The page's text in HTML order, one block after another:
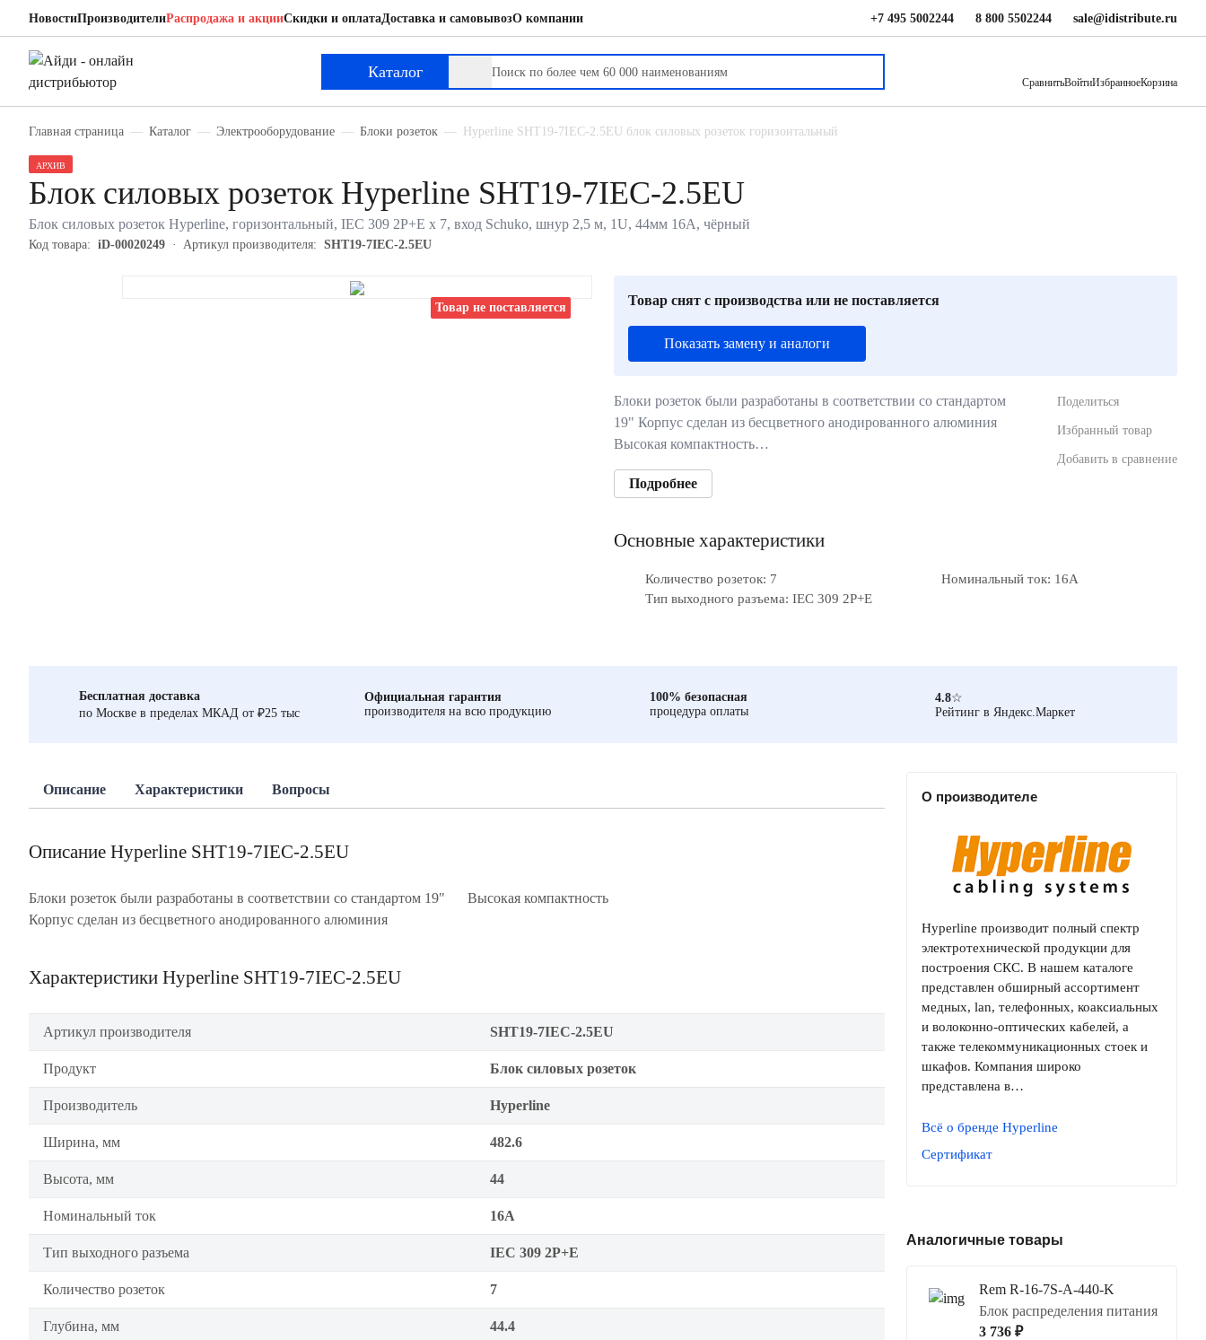
НовостиПроизводителиРаспродажа и акцииСкидки и оплатаДоставка и самовывозО компании +7 495 5002244 8 800 5502244 sale@idistribute.ru
Каталог
СравнитьВойтиИзбранноеКорзина
Главная страница Каталог Электрооборудование Блоки розеток Hyperline SHT19-7IEC-2.5EU блок силовых розеток горизонтальный
Товар не поставляется
АРХИВ
Блок силовых розеток Hyperline SHT19-7IEC-2.5EU
Блок силовых розеток Hyperline, горизонтальный, IEC 309 2P+E х 7, вход Schuko, шнур 2,5 м, 1U, 44мм 16А, чёрный
Код товара: iD-00020249 Артикул производителя: SHT19-7IEC-2.5EU
Товар снят с производства или не поставляется
Показать замену и аналоги
Блоки розеток были разработаны в соответствии со стандартом
19" Корпус сделан из бесцветного анодированного алюминия
Высокая компактность…
Подробнее
Поделиться
Избранный товар
Добавить в сравнение
Основные характеристики
Количество розеток: 7
Номинальный ток: 16А
Тип выходного разъема: IEC 309 2P+E
Бесплатная доставка
по Москве в пределах МКАД от ₽25 тыс
Официальная гарантия
производителя на всю продукцию
100% безопасная
процедура оплаты
4.8☆
Рейтинг в Яндекс.Маркет
Описание Характеристики Вопросы
Описание Hyperline SHT19-7IEC-2.5EU
Блоки розеток были разработаны в соответствии со стандартом 19"
Корпус сделан из бесцветного анодированного алюминия
Высокая компактность
Характеристики Hyperline SHT19-7IEC-2.5EU
Артикул производителя SHT19-7IEC-2.5EU
Продукт Блок силовых розеток
Производитель Hyperline
Ширина, мм 482.6
Высота, мм 44
Номинальный ток 16А
Тип выходного разъема IEC 309 2P+E
Количество розеток 7
Глубина, мм 44.4
О производителе
Hyperline производит полный спектр
электротехнической продукции для
построения СКС. В нашем каталоге
представлен обширный ассортимент
медных, lan, телефонных, коаксиальных
и волоконно-оптических кабелей, а
также телекоммуникационных стоек и
шкафов. Компания широко
представлена в…
Всё о бренде Hyperline
Сертификат
Аналогичные товары
Rem R-16-7S-A-440-K
Блок распределения питания
3 736 ₽
Hyperline SHT19-7IEC-2.5EU
Блок силовых розеток